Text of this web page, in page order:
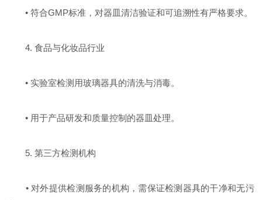
• 符合GMP标准，对器皿清洁验证和可追溯性有严格要求。
4. 食品与化妆品行业
• 实验室检测用玻璃器具的清洗与消毒。
• 用于产品研发和质量控制的器皿处理。
5. 第三方检测机构
• 对外提供检测服务的机构，需保证检测器具的干净和无污